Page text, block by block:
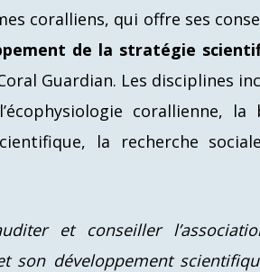
coralliens, qui offre ses
de la stratégie
Guardian. Les disciplines
corallienne, la
la recherche
et conseiller
son développement